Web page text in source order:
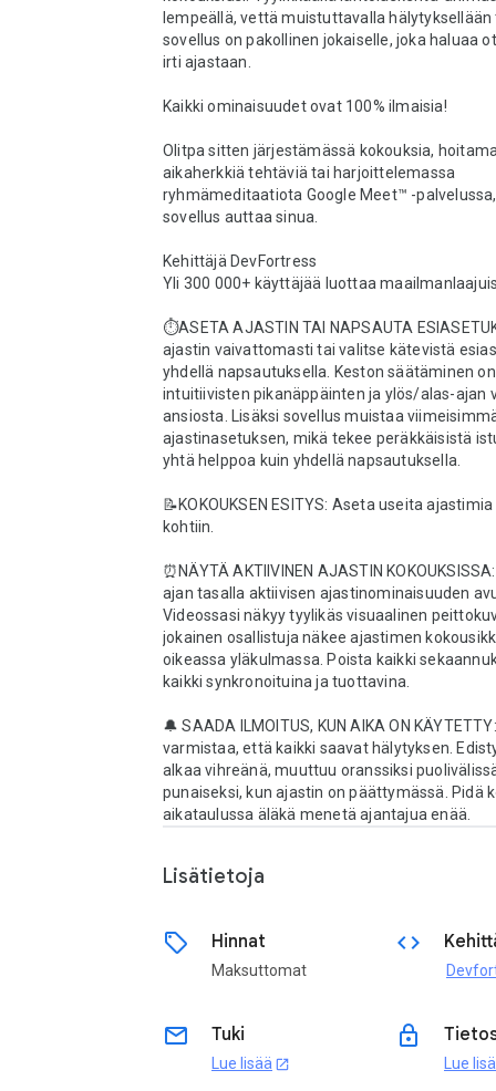
lempeällä, vettä muistuttavalla
sovellus on pakollinen jokaiselle, joka haluaa
irti ajastaan.
Kaikki ominaisuudet ovat 100% ilmaisia!
Olitpa sitten järjestämässä kokouksia,
aikaherkkiä tehtäviä tai harjoittelemassa
ryhmämeditaatiota Google Meet™ -
sovellus auttaa sinua.
Kehittäjä DevFortress
Yli 300 000+ käyttäjää luottaa
⏱️ASETA AJASTIN TAI NAPSAUTA
ajastin vaivattomasti tai valitse kätevistä
yhdellä napsautuksella. Keston säätäminen
intuitiivisten pikanäppäinten ja ylös/alas-ajan
ansiosta. Lisäksi sovellus muistaa
ajastinasetuksen, mikä tekee peräkkäisistä
yhtä helppoa kuin yhdellä napsautuksella.
📝KOKOUKSEN ESITYS: Aseta useita
kohtiin.
⏰NÄYTÄ AKTIIVINEN AJASTIN
ajan tasalla aktiivisen ajastinominaisuuden
Videossasi näkyy tyylikäs visuaalinen
jokainen osallistuja näkee ajastimen
oikeassa yläkulmassa. Poista kaikki
kaikki synkronoituina ja tuottavina.
🔔 SAADA ILMOITUS, KUN AIKA ON
varmistaa, että kaikki saavat hälytyksen.
alkaa vihreänä, muuttuu oranssiksi
punaiseksi, kun ajastin on päättymässä. Pidä
Lisätietoja
sell Hinnat
Maksuttomat
code
email Tuki
Lue lisää open_in_new
lock
Lue